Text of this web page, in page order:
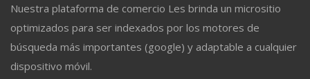
Nuestra plataforma de comercio Les brinda un micrositio
optimizados para ser indexados por los motores de
búsqueda más importantes (google) y adaptable a cualquier
dispositivo móvil.